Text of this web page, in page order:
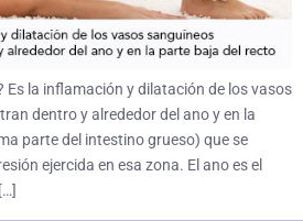
Es la inflamación y dilatación de los vasos
dentro y alrededor del ano y en la
parte del intestino grueso) que se
ejercida en esa zona. El ano es el